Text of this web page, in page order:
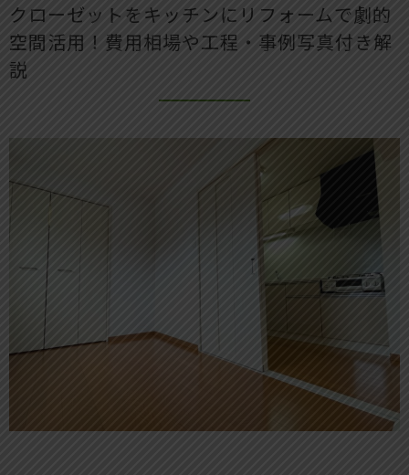
クローゼットをキッチンにリフォームで劇的
空間活用！費用相場や工程・事例写真付き解
説